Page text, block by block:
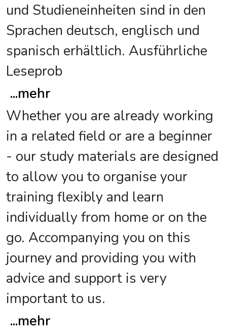
und Studieneinheiten sind in den
Sprachen deutsch, englisch und
spanisch erhältlich. Ausführliche
Leseprob
...mehr
Whether you are already working
in a related field or are a beginner
- our study materials are designed
to allow you to organise your
training flexibly and learn
individually from home or on the
go. Accompanying you on this
journey and providing you with
advice and support is very
important to us.
...mehr